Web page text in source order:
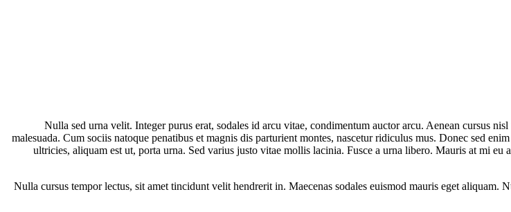
Nulla sed urna velit. Integer purus erat, sodales id arcu vitae, condimentum auctor arcu. Aenean cursus
malesuada. Cum sociis natoque penatibus et magnis dis parturient montes, nascetur ridiculus mus. Donec sed
ultricies, aliquam est ut, porta urna. Sed varius justo vitae mollis lacinia. Fusce a urna libero. Mauris at mi
Nulla cursus tempor lectus, sit amet tincidunt velit hendrerit in. Maecenas sodales euismod mauris eget aliquam.